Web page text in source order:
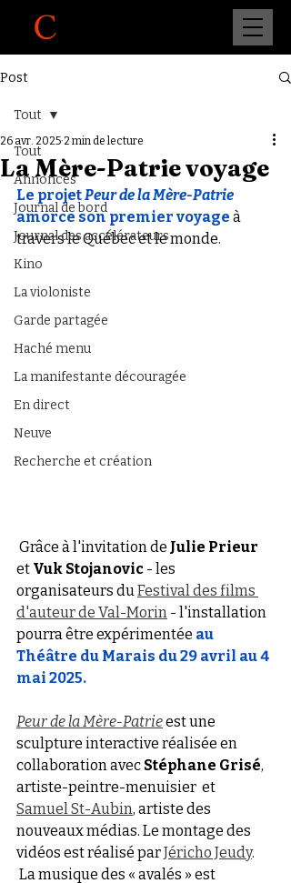
Post
Tout
Annonces
Journal de bord
Journal des accélérateurs
Kino
La violoniste
Garde partagée
Haché menu
La manifestante découragée
En direct
Neuve
Recherche et création
Tout
La Mère-Patrie voyage
26 avr. 2025 2 min de lecture
Le projet Peur de la Mère-Patrie
amorce son premier voyage à
travers le Québec et le monde.
Grâce à l'invitation de Julie Prieur
et Vuk Stojanovic - les
organisateurs du Festival des films
d'auteur de Val-Morin - l'installation
pourra être expérimentée au
Théâtre du Marais du 29 avril au 4
mai 2025.
Peur de la Mère-Patrie est une
sculpture interactive réalisée en
collaboration avec Stéphane Grisé,
artiste-peintre-menuisier  et
Samuel St-Aubin, artiste des
nouveaux médias. Le montage des
vidéos est réalisé par Jéricho Jeudy.
La musique des « avalés » est